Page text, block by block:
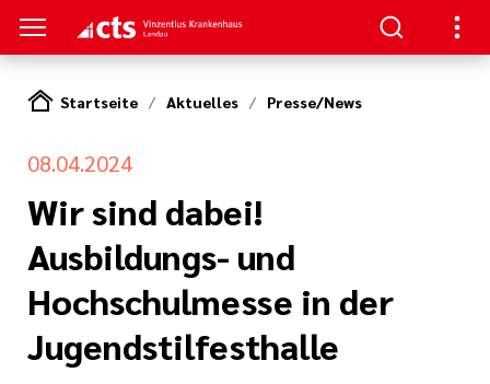
und
und
Startseite Aktuelles Presse/News
08.04.2024
Wir sind dabei!
Ausbildungs- und
Hochschulmesse in der
Jugendstilfesthalle